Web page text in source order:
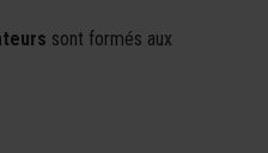
sont formés aux